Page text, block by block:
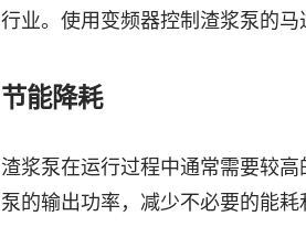
行业。使用变频器控制渣浆泵的马
节能降耗
渣浆泵在运行过程中通常需要较
泵的输出功率，减少不必要的能耗